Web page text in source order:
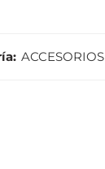
ACCESORIOS